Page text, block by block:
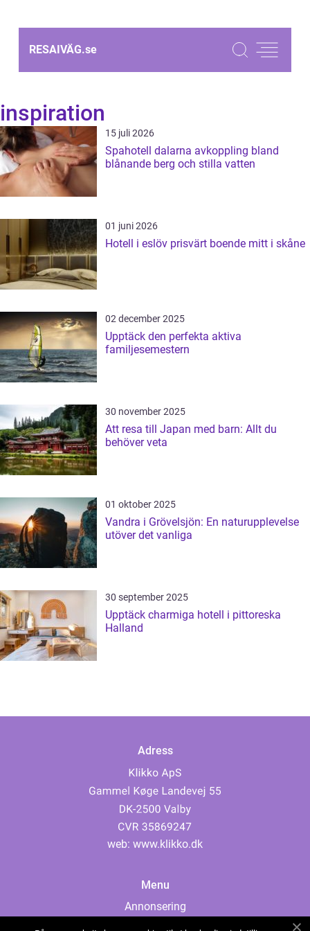
RESAIVÄG.se
inspiration
15 juli 2026
Spahotell dalarna avkoppling bland
blånande berg och stilla vatten
01 juni 2026
Hotell i eslöv prisvärt boende mitt i skåne
02 december 2025
Upptäck den perfekta aktiva
familjesemestern
30 november 2025
Att resa till Japan med barn: Allt du
behöver veta
01 oktober 2025
Vandra i Grövelsjön: En naturupplevelse
utöver det vanliga
30 september 2025
Upptäck charmiga hotell i pittoreska
Halland
Adress
web: www.klikko.dk
Menu
Annonsering